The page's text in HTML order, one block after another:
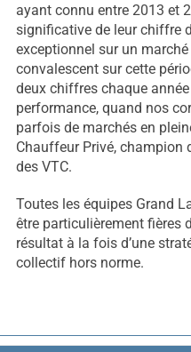
ayant connu entre 2013 et
significative de leur chiffre
exceptionnel sur un
convalescent sur cette
deux chiffres chaque
performance, quand nos
parfois de marchés en
Chauffeur Privé, champion
des VTC.
Toutes les équipes Grand
être particulièrement fières
résultat à la fois d’une
collectif hors norme.